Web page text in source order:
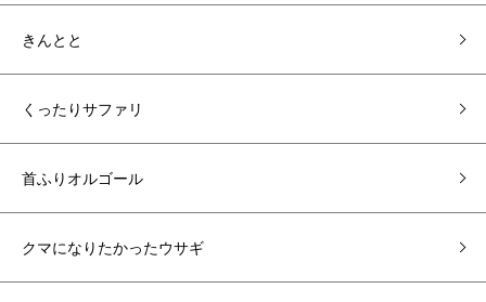
きんとと
くったりサファリ
首ふりオルゴール
クマになりたかったウサギ